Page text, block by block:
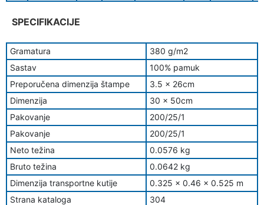
SPECIFIKACIJE
Gramatura
380 g/m2
Sastav
100% pamuk
Preporučena dimenzija štampe
3.5 x 26cm
Dimenzija
30 x 50cm
Pakovanje
200/25/1
Pakovanje
200/25/1
Neto težina
0.0576 kg
Bruto težina
0.0642 kg
Dimenzija transportne kutije
0.325 x 0.46 x 0.525 m
Strana kataloga
304